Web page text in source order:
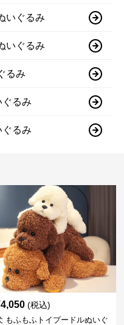
いぐるみ
いぐるみ
るみ
ぐるみ
ぐるみ
4,050 (税込)
もふもふトイプードルぬいぐ